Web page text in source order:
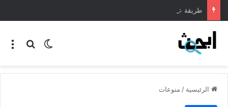
طريقة عمل المنسف الاردني
الرئيسية / منوعات